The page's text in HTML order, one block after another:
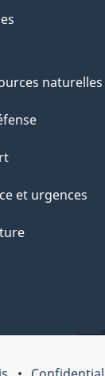
naturelles
et urgences